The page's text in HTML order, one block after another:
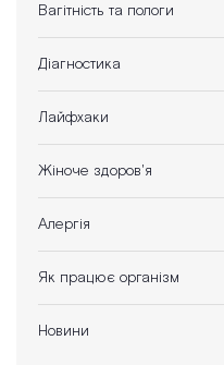
Вагітність та пологи
Діагностика
Лайфхаки
Жіноче здоров'я
Алергія
Як працює організм
Новини